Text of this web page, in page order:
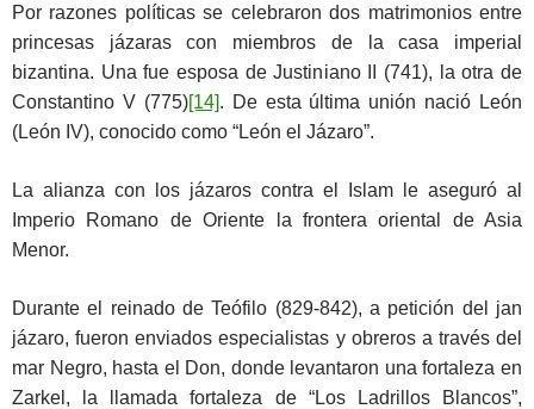
Por razones políticas se celebraron dos matrimonios entre
princesas jázaras con miembros de la casa imperial
bizantina. Una fue esposa de Justiniano II (741), la otra de
Constantino V (775)[14]. De esta última unión nació León
(León IV), conocido como “León el Jázaro”.
La alianza con los jázaros contra el Islam le aseguró al
Imperio Romano de Oriente la frontera oriental de Asia
Menor.
Durante el reinado de Teófilo (829-842), a petición del jan
jázaro, fueron enviados especialistas y obreros a través del
mar Negro, hasta el Don, donde levantaron una fortaleza en
Zarkel, la llamada fortaleza de “Los Ladrillos Blancos”,